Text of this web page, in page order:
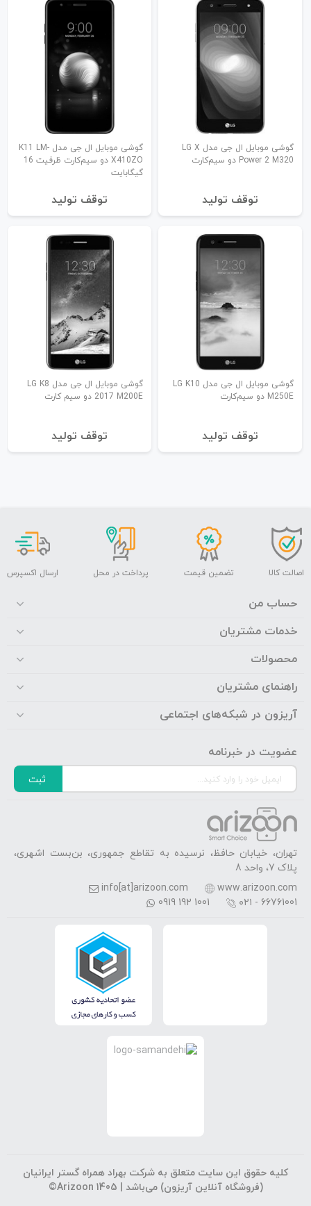
گوشی موبایل ال جی مدل LG X
Power 2 M320 دو سیم‌کارت
توقف تولید
گوشی موبایل ال جی مدل K11 LM-
X410ZO دو سیم‌کارت ظرفیت 16
گیگابایت
توقف تولید
گوشی موبایل ال جی مدل LG K10
M250E دو سیم‌کارت
توقف تولید
گوشی موبایل ال جی مدل LG K8
2017 M200E دو سیم‌ کارت
توقف تولید
اصالت کالا تضمین قیمت پرداخت در محل ارسال اکسپرس
حساب من
خدمات مشتریان
محصولات
راهنمای مشتریان
آریزون در شبکه‌های اجتماعی
عضویت در خبرنامه
ثبت
تهران، خیابان حافظ، نرسیده به تقاطع جمهوری، بن‌بست اشهری،
پلاک 7، واحد 8
www.arizoon.com
info[at]arizoon.com
۰۲۱ - 66761001
0919 192 1001
کلیه حقوق این سایت متعلق به شرکت بهراد همراه گستر ایرانیان
(فروشگاه آنلاین آریزون) می‌باشد | ©Arizoon 1405